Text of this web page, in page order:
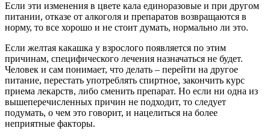
Если эти изменения в цвете кала единоразовые и при другом
питании, отказе от алкоголя и препаратов возвращаются в
норму, то все хорошо и не стоит думать, нормально ли это.
Если желтая какашка у взрослого появляется по этим
причинам, специфического лечения назначаться не будет.
Человек и сам понимает, что делать – перейти на другое
питание, перестать употреблять спиртное, закончить курс
приема лекарств, либо сменить препарат. Но если ни одна из
вышеперечисленных причин не подходит, то следует
подумать, о чем это говорит, и нацелиться на более
неприятные факторы.